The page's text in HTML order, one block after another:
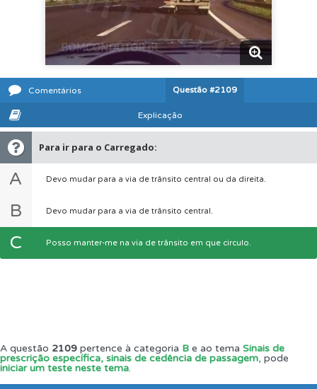
Comentários Questão #2109
Explicação
Para ir para o Carregado:
A Devo mudar para a via de trânsito central ou da direita.
B Devo mudar para a via de trânsito central.
C Posso manter-me na via de trânsito em que circulo.
A questão 2109 pertence à categoria B e ao tema Sinais de
prescrição específica, sinais de cedência de passagem, pode
iniciar um teste neste tema.